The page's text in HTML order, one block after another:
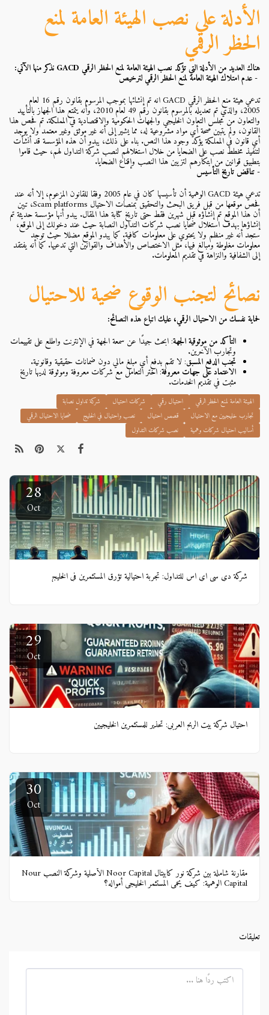
الأدلة على نصب الهيئة العامة لمنع
الحظر الرقمي
هناك العديد من الأدلة التي تؤكد نصب الهيئة العامة لمنع الحظر الرقمي GACD نذكر منها الآتي:
- عدم امتلاك الهيئة العامة لمنع الحظر الرقمي لترخيص
تدعي هيئة منع الحظر الرقمي GACD انه تم إنشائها بموجب المرسوم بقانون رقم 16 لعام
2005، والذي تم تعديله بالمرسوم بقانون رقم 49 لعام 2010، وأنه يتمتع هذا الجهاز بالتأييد
والتعاون من مجلس التعاون الخليجي والجهات الحكومية والاقتصادية في المملكة. تم فحص هذا
القانون، ولم يتبين صحة أي مواد مشروعية له، مما يشير إلى أنه غير موثق وغير معتمد ولا يوجد
أي قانون في المملكة يؤكد وجود هذا النص. بناء على ذلك، يبدو أن هذه المؤسسة قد أنشأت
لتنفيذ مخطط نصب على الضحايا من خلال استغلالهم لنصب شركة التداول لهم، حيث قاموا
بتطبيق قوانين من ابتكارهم لتزيين هذا النصب وإقناع الضحايا.
- تناقض تاريخ التأسيس
تدعي هيئة GACD الوهمية أن تأسيسها كان في عام 2005 وفقا للقانون المزعوم، إلا أنه عند
فحص موقعها من قبل فريق البحث والتحقيق بمنصات الاحتيال Scam platforms، تبين
أن هذا الموقع تم إنشاؤه قبل شهرين فقط حتى تاريخ كتابة هذا المقال. يبدو أنها مؤسسة حديثة تم
إنشاؤها بهدف استغلال ضحايا نصب شركات التداول النصابة حيث عند دخولك إلى الموقع،
ستجد أنه غير منظم ولا يحتوي على معلومات كافية. كما يبدو الموقع مضللا حيث توجد
معلومات مغلوطة ومبالغ فيها، مثل الاختصاص والأهداف والقوانين التي تدعيها. كما أنه يفتقد
إلى الشفافية والنزاهة في تقديم المعلومات.
نصائح لتجنب الوقوع ضحية للاحتيال
لحماية نفسك من الاحتيال الرقمي، عليك اتباع هذه النصائح:
التأكد من موثوقية الجهة: ابحث جيدًا عن سمعة الجهة في الإنترنت واطلع على تقييمات
وتجارب الآخرين.
تجنب الدفع المسبق: لا تقم بدفع أي مبلغ مالي دون ضمانات حقيقية وقانونية.
الاعتماد على جهات معروفة: اختر التعامل مع شركات معروفة وموثوقة لديها تاريخ
مثبت في تقديم الخدمات.
الهيئة العامة لمنع الحظر الرقمي احتيال رقمي شركات احتيال
شركة تداول نصابة
تجارب خليجيين مع الاحتيال
قصص احتيال نصب واحتيال في الخليج
ضحايا الاحتيال الرقمي
أساليب احتيال شركات وهمية
نصب شركات التداول
28
Oct
شركة دي سي اي اس للتداول: تجربة احتيالية تؤرق المستثمرين في الخليج
29
Oct
احتيال شركة بيت الربح العربي: تحذير للمستثمرين الخليجيين
30
Oct
مقارنة شاملة بين شركة نور كابيتال Noor Capital الأصلية وشركة النصب Nour
Capital الوهمية: كيف يحمي المستثمر الخليجي أمواله؟
تعليقات